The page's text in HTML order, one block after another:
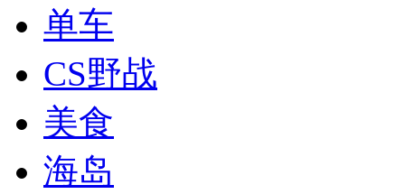
单车
CS野战
美食
海岛